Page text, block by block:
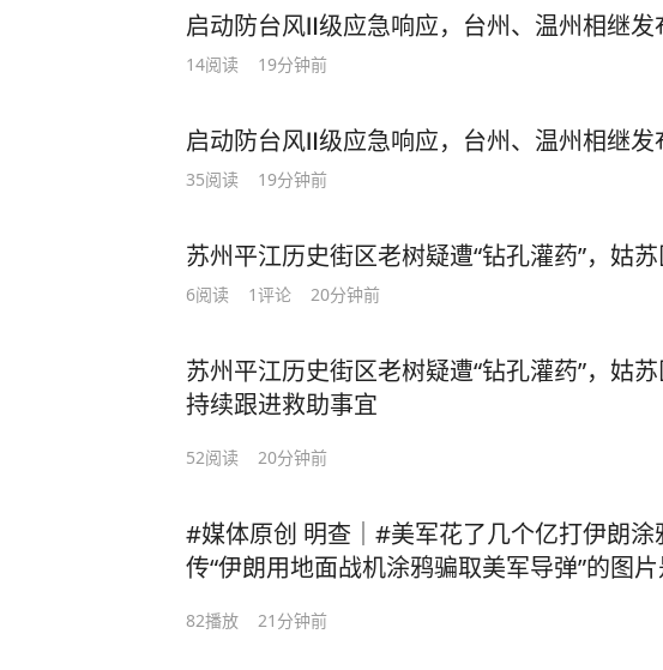
迹1处；雪松则长势不佳，树叶枯萎发黄。7日下
苏州市园林和绿化管理局（苏州市林业局）下辖的
到，负责树木保护的具体部门是姑苏区住房和建
科有关工作人员表示，部门领导和同事已在跟进此
示，后续树木的救助和养护是区住建委绿化科的
跟进此事。
启动防台风Ⅱ级应急响应，台州、温州相继发
14阅读 19分钟前
启动防台风Ⅱ级应急响应，台州、温州相继发
35阅读 19分钟前
苏州平江历史街区老树疑遭“钻孔灌药”，姑
6阅读 1评论 20分钟前
苏州平江历史街区老树疑遭“钻孔灌药”，姑
持续跟进救助事宜
52阅读 20分钟前
#媒体原创 明查｜#美军花了几个亿打伊朗涂
传“伊朗用地面战机涂鸦骗取美军导弹”的图
伊朗在美以伊冲突中使用了这一手段。
82播放 21分钟前